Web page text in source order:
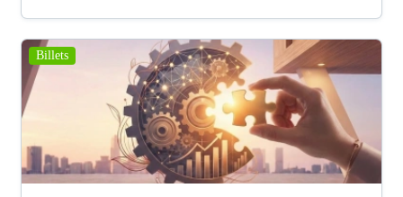
Billets